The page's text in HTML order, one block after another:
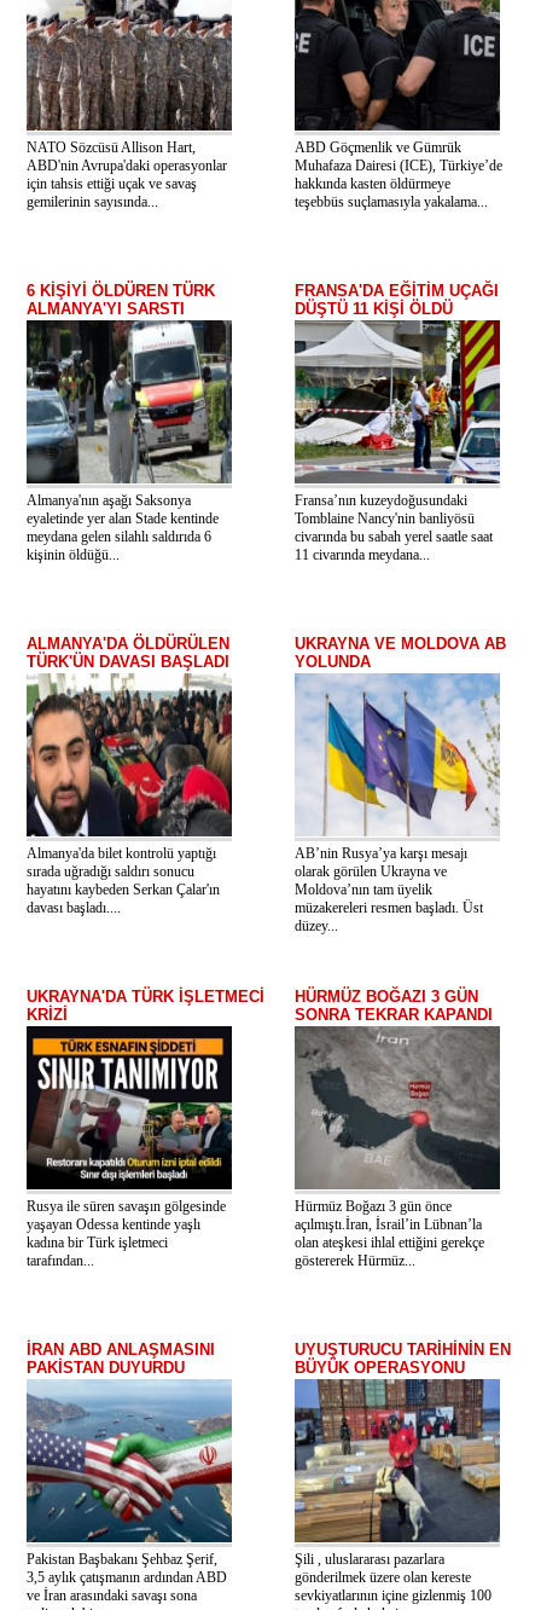
NATO Sözcüsü Allison Hart,
ABD'nin Avrupa'daki operasyonlar
için tahsis ettiği uçak ve savaş
gemilerinin sayısında...
ABD Göçmenlik ve Gümrük
Muhafaza Dairesi (ICE), Türkiye’de
hakkında kasten öldürmeye
teşebbüs suçlamasıyla yakalama...
6 KİŞİYİ ÖLDÜREN TÜRK
ALMANYA'YI SARSTI
Almanya'nın aşağı Saksonya
eyaletinde yer alan Stade kentinde
meydana gelen silahlı saldırıda 6
kişinin öldüğü...
FRANSA'DA EĞİTİM UÇAĞI
DÜŞTÜ 11 KİŞİ ÖLDÜ
Fransa’nın kuzeydoğusundaki
Tomblaine Nancy'nin banliyösü
civarında bu sabah yerel saatle saat
11 civarında meydana...
ALMANYA'DA ÖLDÜRÜLEN
TÜRK'ÜN DAVASI BAŞLADI
Almanya'da bilet kontrolü yaptığı
sırada uğradığı saldırı sonucu
hayatını kaybeden Serkan Çalar'ın
davası başladı....
UKRAYNA VE MOLDOVA AB
YOLUNDA
AB’nin Rusya’ya karşı mesajı
olarak görülen Ukrayna ve
Moldova’nın tam üyelik
müzakereleri resmen başladı. Üst
düzey...
UKRAYNA'DA TÜRK İŞLETMECİ
KRİZİ
Rusya ile süren savaşın gölgesinde
yaşayan Odessa kentinde yaşlı
kadına bir Türk işletmeci
tarafından...
HÜRMÜZ BOĞAZI 3 GÜN
SONRA TEKRAR KAPANDI
Hürmüz Boğazı 3 gün önce
açılmıştı.İran, İsrail’in Lübnan’la
olan ateşkesi ihlal ettiğini gerekçe
göstererek Hürmüz...
İRAN ABD ANLAŞMASINI
PAKİSTAN DUYURDU
Pakistan Başbakanı Şehbaz Şerif,
3,5 aylık çatışmanın ardından ABD
ve İran arasındaki savaşı sona
UYUŞTURUCU TARİHİNİN EN
BÜYÜK OPERASYONU
Şili , uluslararası pazarlara
gönderilmek üzere olan kereste
sevkiyatlarının içine gizlenmiş 100